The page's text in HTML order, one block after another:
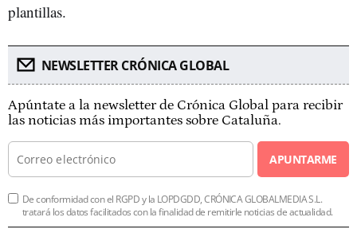
plantillas.
NEWSLETTER CRÓNICA GLOBAL
Apúntate a la newsletter de Crónica Global para recibir
las noticias más importantes sobre Cataluña.
APUNTARME
De conformidad con el RGPD y la LOPDGDD, CRÓNICA GLOBALMEDIA S.L.
tratará los datos facilitados con la finalidad de remitirle noticias de actualidad.